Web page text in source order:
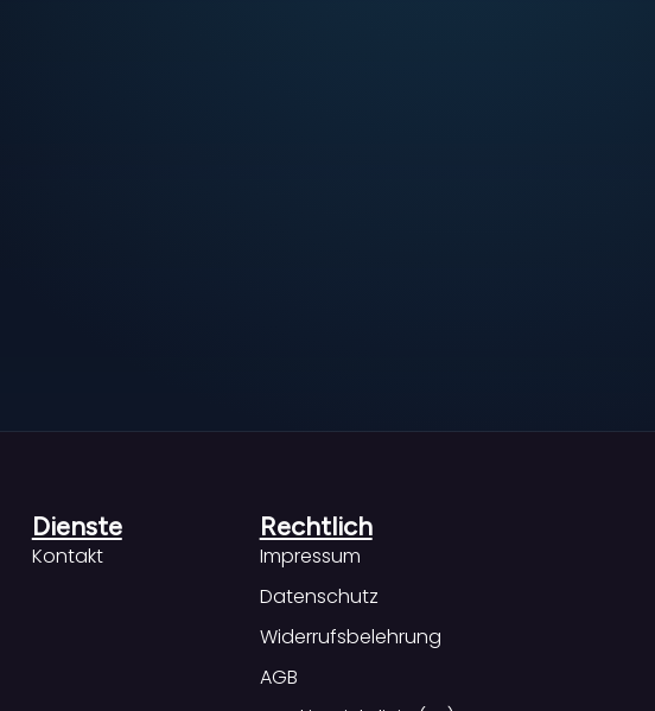
Dienste
Kontakt
Rechtlich
Impressum
Datenschutz
Widerrufsbelehrung
AGB